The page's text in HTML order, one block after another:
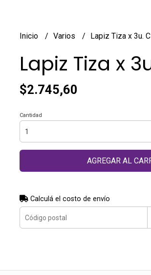
Inicio Varios Lapiz Tiza x 3u.
Lapiz Tiza x
$2.745,60
Cantidad
AGREGAR AL
Calculá el costo de envío